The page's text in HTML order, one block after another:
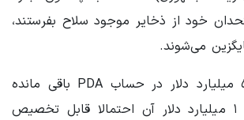
خود از ذخایر موجود سلاح بفرستند،
می‌شوند.
در تئوری حدود ۵ میلیارد دلار در حساب PDA باقی مانده
است، اما کمتر از ۱ میلیارد دلار آن احتمالا قابل تخصیص